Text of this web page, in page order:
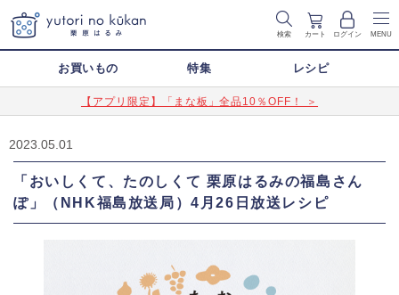
検索 カート ログイン MENU
お買いもの 特集 レシピ
【アプリ限定】「まな板」全品10％OFF！ ＞
2023.05.01
「おいしくて、たのしくて 栗原はるみの福島さん
ぽ」（NHK福島放送局）4月26日放送レシピ